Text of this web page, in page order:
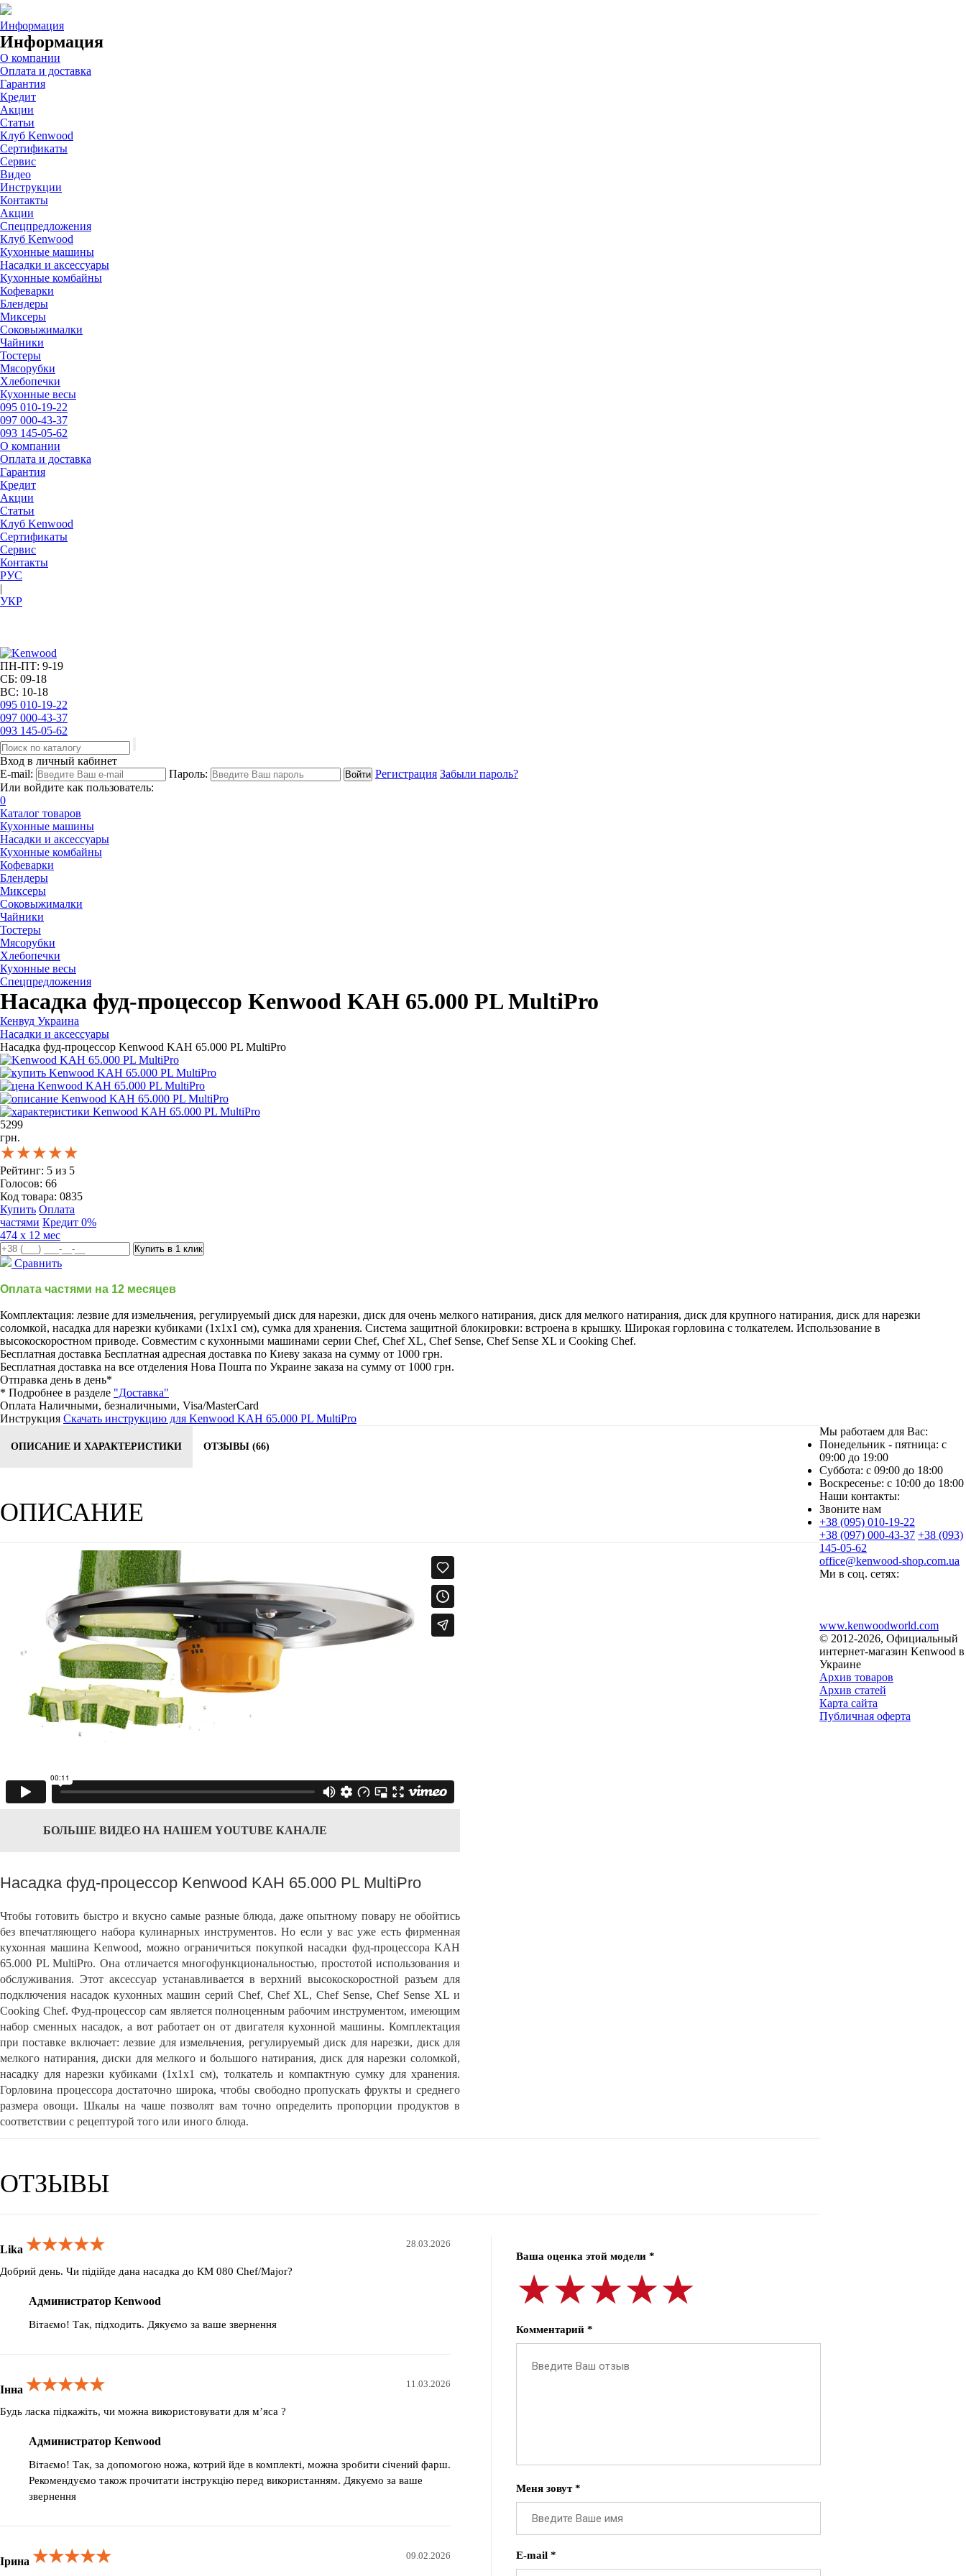
Информация
Информация
О компании
Оплата и доставка
Гарантия
Кредит
Акции
Статьи
Клуб Kenwood
Сертификаты
Сервис
Видео
Инструкции
Контакты
Акции
Спецпредложения
Клуб Kenwood
Кухонные машины
Насадки и аксессуары
Кухонные комбайны
Кофеварки
Блендеры
Миксеры
Соковыжималки
Чайники
Тостеры
Мясорубки
Хлебопечки
Кухонные весы
095 010-19-22
097 000-43-37
093 145-05-62
О компании
Оплата и доставка
Гарантия
Кредит
Акции
Статьи
Клуб Kenwood
Сертификаты
Сервис
Контакты
РУC
|
УКР
ПН-ПТ: 9-19
СБ: 09-18
ВС: 10-18
095 010-19-22
097 000-43-37
093 145-05-62
Вход в личный кабинет
E-mail:
Пароль: Регистрация Забыли пароль?
Или войдите как пользователь:
0
Каталог товаров
Кухонные машины
Насадки и аксессуары
Кухонные комбайны
Кофеварки
Блендеры
Миксеры
Соковыжималки
Чайники
Тостеры
Мясорубки
Хлебопечки
Кухонные весы
Спецпредложения
Насадка фуд-процессор Kenwood KAH 65.000 PL MultiPro
Кенвуд Украина
Насадки и аксессуары
Насадка фуд-процессор Kenwood KAH 65.000 PL MultiPro
5299
грн.
★★★★★
★★★★★
★★★★★
Рейтинг: 5 из 5
Голосов: 66
Код товара: 0835
Купить Оплата
частями Кредит 0%
474 x 12 мес
Сравнить
Оплата частями на 12 месяцев
Комплектация: лезвие для измельчения, регулируемый диск для нарезки, диск для очень мелкого натирания, диск для мелкого натирания, диск для крупного натирания, диск для нарезки
соломкой, насадка для нарезки кубиками (1x1x1 см), сумка для хранения. Система защитной блокировки: встроена в крышку. Широкая горловина с толкателем. Использование в
высокоскоростном приводе. Совместим с кухонными машинами серии Chef, Chef XL, Chef Sense, Chef Sense XL и Cooking Chef.
Бесплатная доставка Бесплатная адресная доставка по Киеву заказа на сумму от 1000 грн.
Бесплатная доставка на все отделения Нова Пошта по Украине заказа на сумму от 1000 грн.
Отправка день в день*
* Подробнее в разделе "Доставка"
Оплата Наличными, безналичными, Visa/MasterCard
Инструкция Скачать инструкцию для Kenwood KAH 65.000 PL MultiPro
ОПИСАНИЕ И ХАРАКТЕРИСТИКИ ОТЗЫВЫ (66)
ОПИСАНИЕ
БОЛЬШЕ ВИДЕО НА НАШЕМ YOUTUBE КАНАЛЕ
Насадка фуд-процессор Kenwood KAH 65.000 PL MultiPro
Чтобы готовить быстро и вкусно самые разные блюда, даже опытному повару не обойтись
без впечатляющего набора кулинарных инструментов. Но если у вас уже есть фирменная
кухонная машина Kenwood, можно ограничиться покупкой насадки фуд-процессора KAH
65.000 PL MultiPro. Она отличается многофункциональностью, простотой использования и
обслуживания. Этот аксессуар устанавливается в верхний высокоскоростной разъем для
подключения насадок кухонных машин серий Chef, Chef XL, Chef Sense, Chef Sense XL и
Cooking Chef. Фуд-процессор сам является полноценным рабочим инструментом, имеющим
набор сменных насадок, а вот работает он от двигателя кухонной машины. Комплектация
при поставке включает: лезвие для измельчения, регулируемый диск для нарезки, диск для
мелкого натирания, диски для мелкого и большого натирания, диск для нарезки соломкой,
насадку для нарезки кубиками (1x1x1 см), толкатель и компактную сумку для хранения.
Горловина процессора достаточно широка, чтобы свободно пропускать фрукты и среднего
размера овощи. Шкалы на чаше позволят вам точно определить пропорции продуктов в
соответствии с рецептурой того или иного блюда.
ОТЗЫВЫ
Lika ★★★★★
★★★★★
★★★★★ 28.03.2026
Добрий день. Чи підійде дана насадка до КМ 080 Chef/Major?
Администратор Kenwood
Вітаємо! Так, підходить. Дякуємо за ваше звернення
Інна ★★★★★
★★★★★
★★★★★ 11.03.2026
Будь ласка підкажіть, чи можна використовувати для мʼяса ?
Администратор Kenwood
Вітаємо! Так, за допомогою ножа, котрий йде в комплекті, можна зробити січений фарш.
Рекомендуємо також прочитати інструкцію перед використанням. Дякуємо за ваше
звернення
Ірина ★★★★★
★★★★★
★★★★★ 09.02.2026
Ваша оценка этой модели *
★★★★★
★★★★★
★★★★★
Комментарий *
Меня зовут *
E-mail *
Мы работаем для Вас:
Понедельник - пятница: с
09:00 до 19:00
Суббота: с 09:00 до 18:00
Воскресенье: с 10:00 до 18:00
Наши контакты:
Звоните нам
+38 (095) 010-19-22
+38 (097) 000-43-37 +38 (093)
145-05-62
office@kenwood-shop.com.ua
Ми в соц. сетях:
www.kenwoodworld.com
© 2012-2026, Официальный
интернет-магазин Kenwood в
Украине
Архив товаров
Архив статей
Карта сайта
Публичная оферта